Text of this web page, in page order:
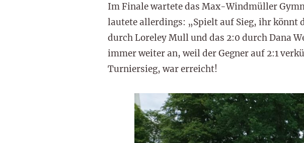
Im Finale wartete das Max-Windmüller
lautete allerdings: „Spielt auf Sieg, ihr könnt
durch Loreley Mull und das 2:0 durch Dana
immer weiter an, weil der Gegner auf 2:1
Turniersieg, war erreicht!